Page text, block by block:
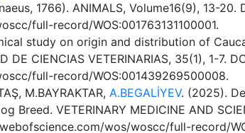
1766). ANIMALS, Volume16(9), 13-20.
full-record/WOS:001763131100001.
study on origin and distribution of
DE CIENCIAS VETERINARIAS, 35(1), 1-7.
full-record/WOS:001439269500008.
M.BAYRAKTAR, A.BEGALİYEV. (2025).
Breed. VETERINARY MEDICINE AND
wos/woscc/full-record/